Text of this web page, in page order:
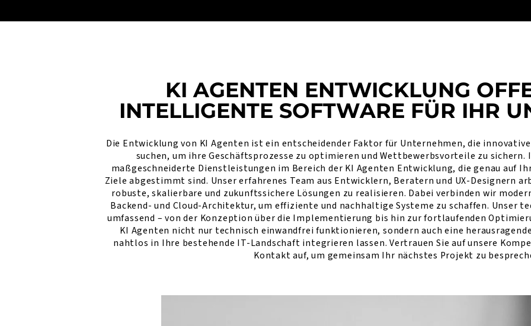
KI AGENTEN ENTWICKLUNG
INTELLIGENTE SOFTWARE FÜR IHR
Die Entwicklung von KI Agenten ist ein entscheidender Faktor für Unternehmen, die
suchen, um ihre Geschäftsprozesse zu optimieren und Wettbewerbsvorteile zu
maßgeschneiderte Dienstleistungen im Bereich der KI Agenten Entwicklung, die genau auf
Ziele abgestimmt sind. Unser erfahrenes Team aus Entwicklern, Beratern und UX-Designern
robuste, skalierbare und zukunftssichere Lösungen zu realisieren. Dabei verbinden wir
Backend- und Cloud-Architektur, um effiziente und nachhaltige Systeme zu schaffen. Unser
umfassend – von der Konzeption über die Implementierung bis hin zur fortlaufenden
KI Agenten nicht nur technisch einwandfrei funktionieren, sondern auch eine
nahtlos in Ihre bestehende IT-Landschaft integrieren lassen. Vertrauen Sie auf unsere
Kontakt auf, um gemeinsam Ihr nächstes Projekt zu